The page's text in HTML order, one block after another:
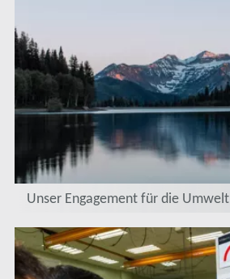
Unser Engagement für die Umwelt